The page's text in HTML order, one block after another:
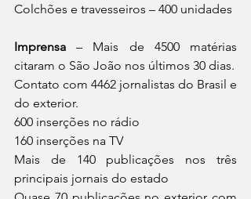
Colchões e travesseiros – 400 unidades
Imprensa – Mais de 4500 matérias
citaram o São João nos últimos 30 dias.
Contato com 4462 jornalistas do Brasil e
do exterior.
600 inserções no rádio
160 inserções na TV
Mais de 140 publicações nos três
principais jornais do estado